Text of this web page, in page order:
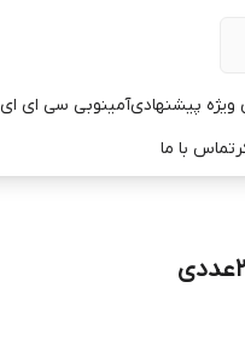
پیشنهادیآمینوبی سی ای ای
تماس با ما